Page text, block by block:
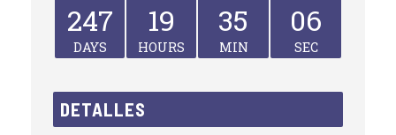
247
DAYS
19
HOURS
35
MIN
06
SEC
DETALLES